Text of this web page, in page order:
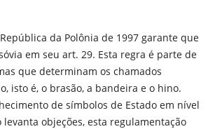
da Polônia de 1997 garante que
em seu art. 29. Esta regra é parte de
que determinam os chamados
isto é, o brasão, a bandeira e o hino.
de símbolos de Estado em nível
objeções, esta regulamentação